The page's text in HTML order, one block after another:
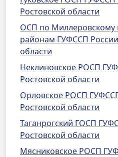
Ростовской области
ОСП по Миллеровскому
районам ГУФССП
области
Неклиновское РОСП
Ростовской области
Орловское РОСП
Ростовской области
Таганрогский ГОСП
Ростовской области
Мясниковское РОСП